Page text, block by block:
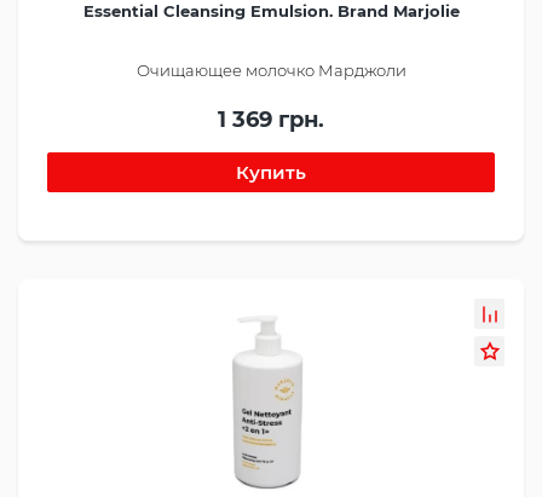
Essential Cleansing Emulsion. Brand Marjolie
Очищающее молочко Марджоли
1 369 грн.